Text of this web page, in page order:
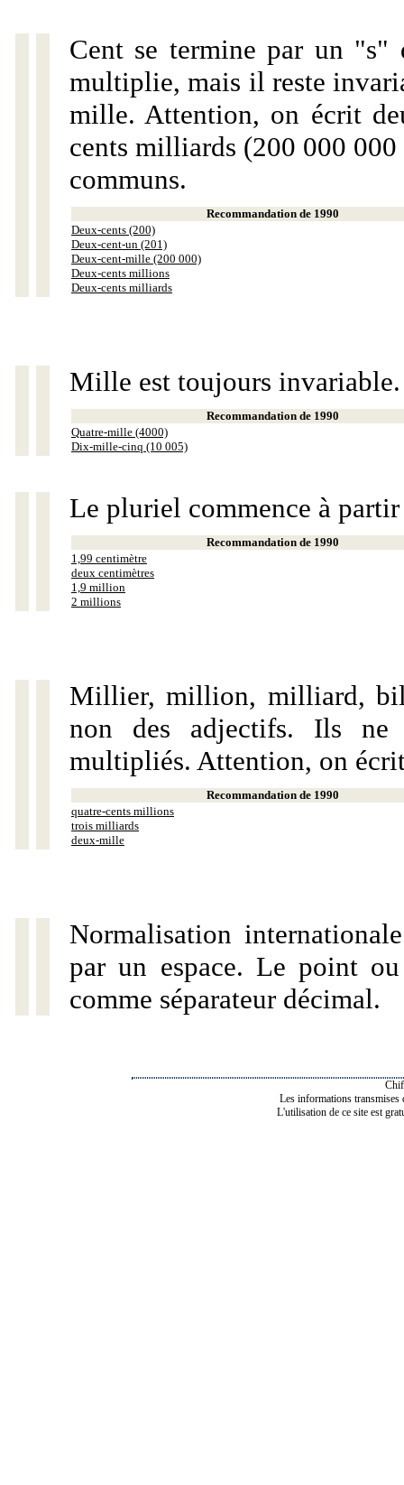
Cent se termine par un "s"
multiplie, mais il reste
mille. Attention, on écrit
cents milliards (200 000
communs.
Recommandation de 1990
Deux-cents (200)
Deux-cent-un (201)
Deux-cent-mille (200 000)
Deux-cents millions
Deux-cents milliards
Mille est toujours invariable.
Recommandation de 1990
Quatre-mille (4000)
Dix-mille-cinq (10 005)
Le pluriel commence à
Recommandation de 1990
1,99 centimètre
deux centimètres
1,9 million
2 millions
Millier, million, milliard,
non des adjectifs. Ils ne
multipliés. Attention, on
Recommandation de 1990
quatre-cents millions
trois milliards
deux-mille
Normalisation
par un espace. Le point
comme séparateur décimal.
Les informations transmises
L'utilisation de ce site est